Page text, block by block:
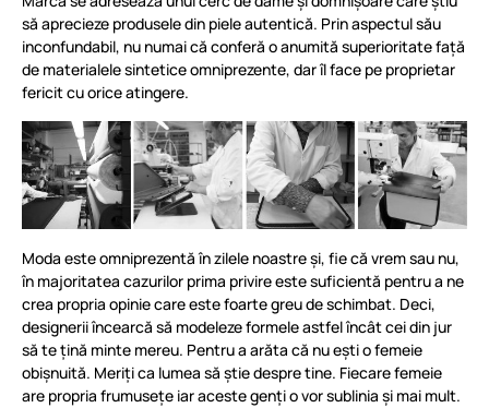
să aprecieze produsele din piele autentică. Prin aspectul său
inconfundabil, nu numai că conferă o anumită superioritate față
de materialele sintetice omniprezente, dar îl face pe proprietar
fericit cu orice atingere.
Moda este omniprezentă în zilele noastre și, fie că vrem sau nu,
în majoritatea cazurilor prima privire este suficientă pentru a ne
crea propria opinie care este foarte greu de schimbat. Deci,
designerii încearcă să modeleze formele astfel încât cei din jur
să te țină minte mereu. Pentru a arăta că nu ești o femeie
obișnuită. Meriți ca lumea să știe despre tine. Fiecare femeie
are propria frumusețe iar aceste genți o vor sublinia și mai mult.